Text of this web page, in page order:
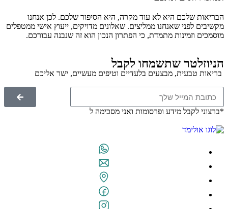
הבריאות שלכם היא לא עוד מקרה, היא הסיפור שלכם. לכן אנחנו
מקשיבים לפני שאנחנו ממליצים. שאלונים מדויקים, ייעוץ אישי ממטפלים
מוסמכים וזמינות מתמדת, כי הפתרון הנכון הוא זה שנבנה עבורכם.
הניוזלטר שתשמחו לקבל
בריאות טבעית, מבצעים בלעדיים וטיפים מעשיים, ישר אליכם
*ברצוני לקבל מידע ופרסומות ואני מסכימה ל